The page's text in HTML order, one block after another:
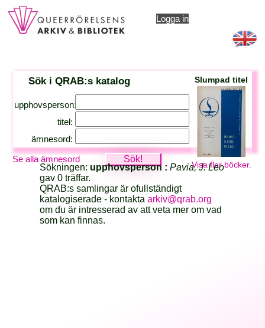
Logga in
Sök i QRAB:s katalog
upphovsperson:
titel:
ämnesord:
Se alla ämnesord
Slumpad titel
Visa fler böcker.
Sökningen: upphovsperson :Pavia, J. Leo
gav 0 träffar.
QRAB:s samlingar är ofullständigt
katalogiserade - kontaktaarkiv@qrab.org
om du är intresserad av att veta mer om vad
som kan finnas.